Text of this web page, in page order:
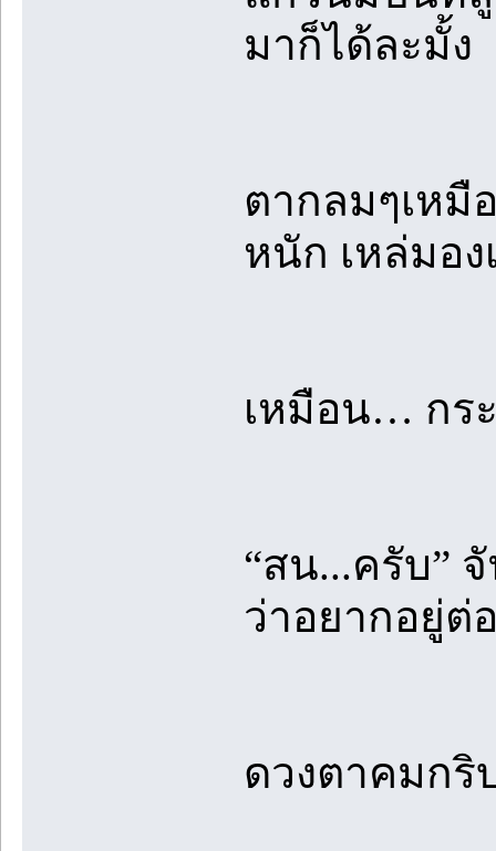
มาก็ได้ละมั้ง
ตากลมๆเหมื
หนัก เหล่มอ
เหมือน… กร
“สน...ครับ”
ว่าอยากอยู่ต่
ดวงตาคมกริ